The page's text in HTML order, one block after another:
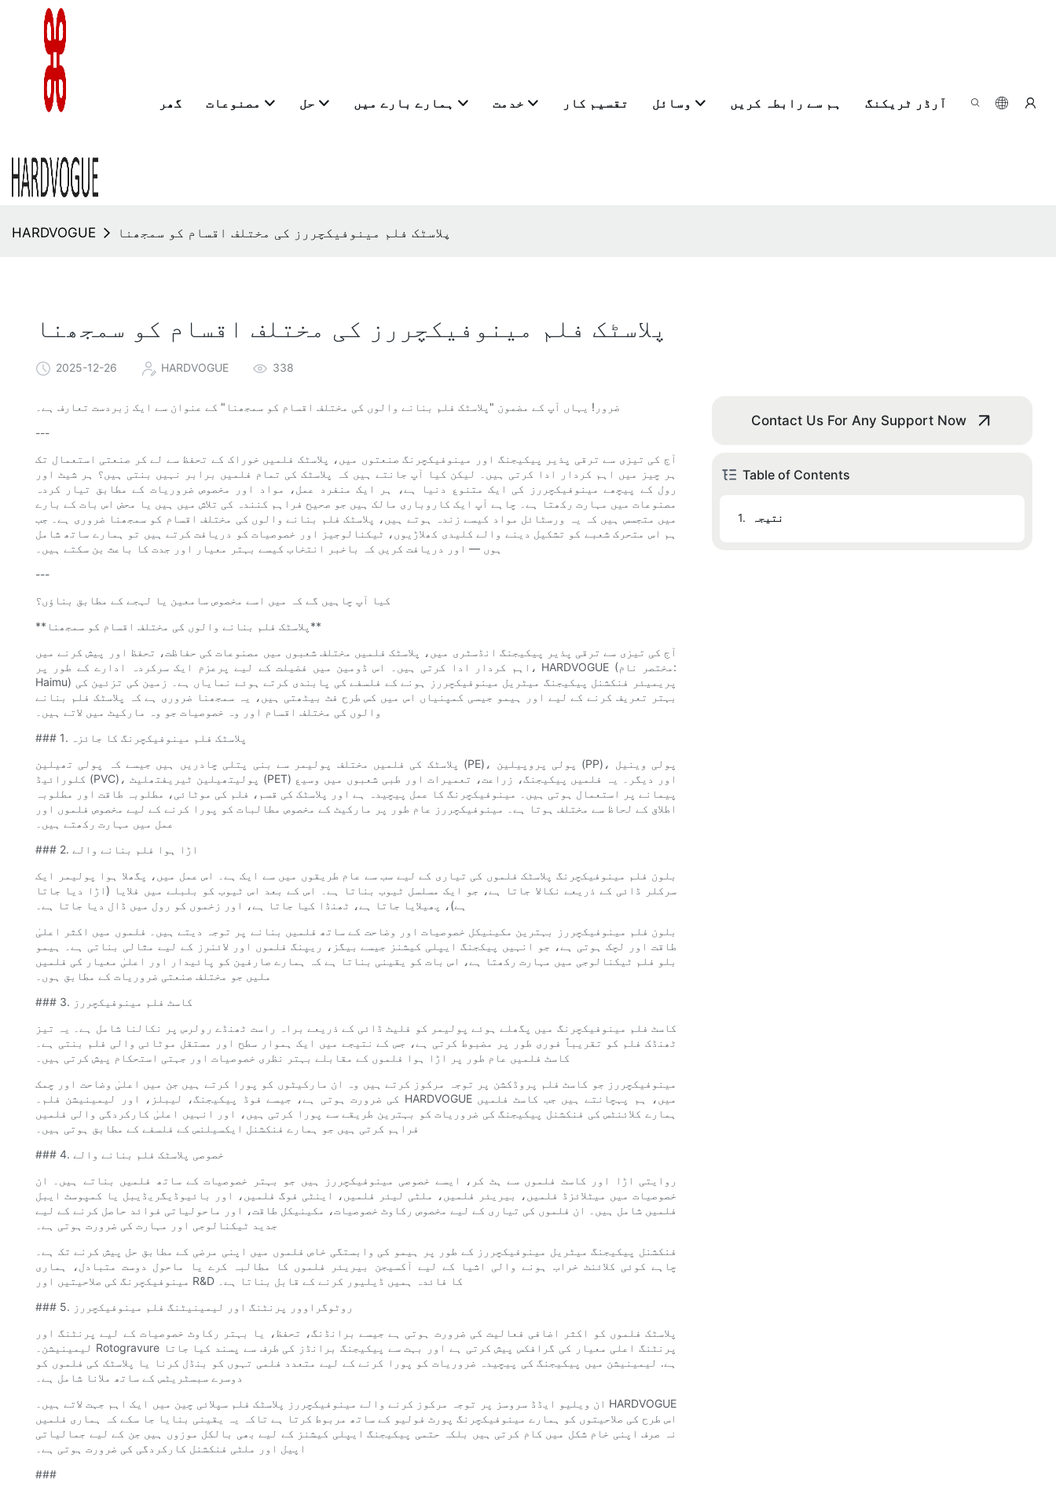
گھر مصنوعات حل ہمارے بارے میں خدمت تقسیم کار وسائل ہم سے رابطہ کریں آرڈر ٹریکنگ
HARDVOGUE پلاسٹک فلم مینوفیکچررز کی مختلف اقسام کو سمجھنا
پلاسٹک فلم مینوفیکچررز کی مختلف اقسام کو سمجھنا
2025-12-26 HARDVOGUE 338
ضرور! یہاں آپ کے مضمون "پلاسٹک فلم بنانے والوں کی مختلف اقسام کو سمجھنا" کے عنوان سے ایک زبردست تعارف ہے۔
---
آج کی تیزی سے ترقی پذیر پیکیجنگ اور مینوفیکچرنگ صنعتوں میں، پلاسٹک فلمیں خوراک کے تحفظ سے لے کر صنعتی استعمال تک
ہر چیز میں اہم کردار ادا کرتی ہیں۔ لیکن کیا آپ جانتے ہیں کہ پلاسٹک کی تمام فلمیں برابر نہیں بنتی ہیں؟ ہر شیٹ اور
رول کے پیچھے مینوفیکچررز کی ایک متنوع دنیا ہے، ہر ایک منفرد عمل، مواد اور مخصوص ضروریات کے مطابق تیار کردہ
مصنوعات میں مہارت رکھتا ہے۔ چاہے آپ ایک کاروباری مالک ہیں جو صحیح فراہم کنندہ کی تلاش میں ہیں یا محض اس بات کے بارے
میں متجسس ہیں کہ یہ ورسٹائل مواد کیسے زندہ ہوتے ہیں، پلاسٹک فلم بنانے والوں کی مختلف اقسام کو سمجھنا ضروری ہے۔ جب
ہم اس متحرک شعبے کو تشکیل دینے والے کلیدی کھلاڑیوں، ٹیکنالوجیز اور خصوصیات کو دریافت کرتے ہیں تو ہمارے ساتھ شامل
ہوں — اور دریافت کریں کہ باخبر انتخاب کیسے بہتر معیار اور جدت کا باعث بن سکتے ہیں۔
---
کیا آپ چاہیں گے کہ میں اسے مخصوص سامعین یا لہجے کے مطابق بناؤں؟
**پلاسٹک فلم بنانے والوں کی مختلف اقسام کو سمجھنا**
آج کی تیزی سے ترقی پذیر پیکیجنگ انڈسٹری میں، پلاسٹک فلمیں مختلف شعبوں میں مصنوعات کی حفاظت، تحفظ اور پیش کرنے میں
اہم کردار ادا کرتی ہیں۔ اس ڈومین میں فضیلت کے لیے پرعزم ایک سرکردہ ادارے کے طور پر، HARDVOGUE (مختصر نام:
Haimu) پریمیئر فنکشنل پیکیجنگ میٹریل مینوفیکچررز ہونے کے فلسفے کی پابندی کرتے ہوئے نمایاں ہے۔ زمین کی تزئین کی
بہتر تعریف کرنے کے لیے اور ہیمو جیسی کمپنیاں اس میں کس طرح فٹ بیٹھتی ہیں، یہ سمجھنا ضروری ہے کہ پلاسٹک فلم بنانے
والوں کی مختلف اقسام اور وہ خصوصیات جو وہ مارکیٹ میں لاتے ہیں۔
### 1. پلاسٹک فلم مینوفیکچرنگ کا جائزہ
پلاسٹک کی فلمیں مختلف پولیمر سے بنی پتلی چادریں ہیں جیسے کہ پولی تھیلین (PE)، پولی پروپیلین (PP)، پولی وینیل
کلورائیڈ (PVC)، پولیتھیلین ٹیریفتھلیٹ (PET) اور دیگر۔ یہ فلمیں پیکیجنگ، زراعت، تعمیرات اور طبی شعبوں میں وسیع
پیمانے پر استعمال ہوتی ہیں۔ مینوفیکچرنگ کا عمل پیچیدہ ہے اور پلاسٹک کی قسم، فلم کی موٹائی، مطلوبہ طاقت اور مطلوبہ
اطلاق کے لحاظ سے مختلف ہوتا ہے۔ مینوفیکچررز عام طور پر مارکیٹ کے مخصوص مطالبات کو پورا کرنے کے لیے مخصوص فلموں اور
عمل میں مہارت رکھتے ہیں۔
### 2. اڑا ہوا فلم بنانے والے
بلون فلم مینوفیکچرنگ پلاسٹک فلموں کی تیاری کے لیے سب سے عام طریقوں میں سے ایک ہے۔ اس عمل میں، پگھلا ہوا پولیمر ایک
سرکلر ڈائی کے ذریعے نکالا جاتا ہے، جو ایک مسلسل ٹیوب بناتا ہے۔ اس کے بعد اس ٹیوب کو بلبلے میں فلایا (اڑا دیا جاتا
ہے)، پھیلایا جاتا ہے، ٹھنڈا کیا جاتا ہے، اور زخموں کو رول میں ڈال دیا جاتا ہے۔
بلون فلم مینوفیکچررز بہترین مکینیکل خصوصیات اور وضاحت کے ساتھ فلمیں بنانے پر توجہ دیتے ہیں۔ فلموں میں اکثر اعلیٰ
طاقت اور لچک ہوتی ہے، جو انہیں پیکجنگ ایپلی کیشنز جیسے بیگز، ریپنگ فلموں اور لائنرز کے لیے مثالی بناتی ہے۔ ہیمو
بلو فلم ٹیکنالوجی میں مہارت رکھتا ہے، اس بات کو یقینی بناتا ہے کہ ہمارے صارفین کو پائیدار اور اعلیٰ معیار کی فلمیں
ملیں جو مختلف صنعتی ضروریات کے مطابق ہوں۔
### 3. کاسٹ فلم مینوفیکچررز
کاسٹ فلم مینوفیکچرنگ میں پگھلے ہوئے پولیمر کو فلیٹ ڈائی کے ذریعے براہ راست ٹھنڈے رولرس پر نکالنا شامل ہے۔ یہ تیز
ٹھنڈک فلم کو تقریباً فوری طور پر مضبوط کرتی ہے، جس کے نتیجے میں ایک ہموار سطح اور مستقل موٹائی والی فلم بنتی ہے۔
کاسٹ فلمیں عام طور پر اڑا ہوا فلموں کے مقابلے بہتر نظری خصوصیات اور جہتی استحکام پیش کرتی ہیں۔
مینوفیکچررز جو کاسٹ فلم پروڈکشن پر توجہ مرکوز کرتے ہیں وہ ان مارکیٹوں کو پورا کرتے ہیں جن میں اعلیٰ وضاحت اور چمک
کی ضرورت ہوتی ہے، جیسے فوڈ پیکیجنگ، لیبلز، اور لیمینیشن فلم۔ HARDVOGUE میں، ہم پہچانتے ہیں جب کاسٹ فلمیں
ہمارے کلائنٹس کی فنکشنل پیکیجنگ کی ضروریات کو بہترین طریقے سے پورا کرتی ہیں، اور انہیں اعلیٰ کارکردگی والی فلمیں
فراہم کرتی ہیں جو ہمارے فنکشنل ایکسیلنس کے فلسفے کے مطابق ہوتی ہیں۔
### 4. خصوصی پلاسٹک فلم بنانے والے
روایتی اڑا اور کاسٹ فلموں سے ہٹ کر، ایسے خصوصی مینوفیکچررز ہیں جو بہتر خصوصیات کے ساتھ فلمیں بناتے ہیں۔ ان
خصوصیات میں میٹلائزڈ فلمیں، بیریئر فلمیں، ملٹی لیئر فلمیں، اینٹی فوگ فلمیں، اور بائیوڈیگریڈیبل یا کمپوسٹ ایبل
فلمیں شامل ہیں۔ ان فلموں کی تیاری کے لیے مخصوص رکاوٹ خصوصیات، مکینیکل طاقت، اور ماحولیاتی فوائد حاصل کرنے کے لیے
جدید ٹیکنالوجی اور مہارت کی ضرورت ہوتی ہے۔
فنکشنل پیکیجنگ میٹریل مینوفیکچررز کے طور پر ہیمو کی وابستگی خاص فلموں میں اپنی مرضی کے مطابق حل پیش کرنے تک ہے۔
چاہے کوئی کلائنٹ خراب ہونے والی اشیا کے لیے آکسیجن بیریئر فلموں کا مطالبہ کرے یا ماحول دوست متبادل، ہماری
مینوفیکچرنگ کی صلاحیتیں اور R&D کا فائدہ ہمیں ڈیلیور کرنے کے قابل بناتا ہے۔
### 5. روٹوگراوور پرنٹنگ اور لیمینیٹنگ فلم مینوفیکچررز
پلاسٹک فلموں کو اکثر اضافی فعالیت کی ضرورت ہوتی ہے جیسے برانڈنگ، تحفظ، یا بہتر رکاوٹ خصوصیات کے لیے پرنٹنگ اور
لیمینیشن۔ Rotogravure پرنٹنگ اعلی معیار کی گرافکس پیش کرتی ہے اور بہت سے پیکیجنگ برانڈز کی طرف سے پسند کیا جاتا
ہے. لیمینیشن میں پیکیجنگ کی پیچیدہ ضروریات کو پورا کرنے کے لیے متعدد فلمی تہوں کو بنڈل کرنا یا پلاسٹک کی فلموں کو
دوسرے سبسٹریٹس کے ساتھ ملانا شامل ہے۔
ان ویلیو ایڈڈ سروسز پر توجہ مرکوز کرنے والے مینوفیکچررز پلاسٹک فلم سپلائی چین میں ایک اہم جہت لاتے ہیں۔ HARDVOGUE
اس طرح کی صلاحیتوں کو ہمارے مینوفیکچرنگ پورٹ فولیو کے ساتھ مربوط کرتا ہے تاکہ یہ یقینی بنایا جا سکے کہ ہماری فلمیں
نہ صرف اپنی خام شکل میں کام کرتی ہیں بلکہ حتمی پیکیجنگ ایپلی کیشنز کے لیے بھی بالکل موزوں ہیں جن کے لیے جمالیاتی
اپیل اور ملٹی فنکشنل کارکردگی کی ضرورت ہوتی ہے۔
###
Contact Us For Any Support Now
Table of Contents
1. نتیجہ